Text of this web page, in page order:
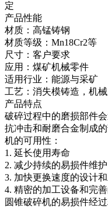
定
产品性能
材质：高锰铸钢
材质等级：Mn18Cr2等
尺寸：客户要求
应用：煤矿机械零件
适用行业：能源与采矿
工艺：消失模铸造，机
产品特点
破碎过程中的磨损部件
抗冲击和耐磨合金制成
机的可用性：
1. 延长使用寿命
2. 减少持续的易损件维护
3. 加快更换速度的设计
4. 精密的加工设备和完
圆锥破碎机的易损件经